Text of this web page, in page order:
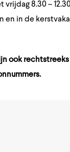
vrijdag 8.30 –
en in de
ook